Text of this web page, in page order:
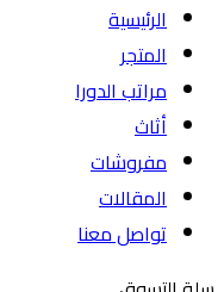
الرئيسية
المتجر
مراتب الدورا
أثاث
مفروشات
المقالات
تواصل معنا